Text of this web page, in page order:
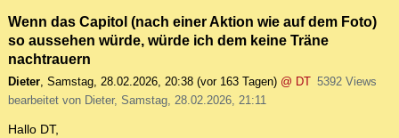
Wenn das Capitol (nach einer Aktion wie auf dem Foto)
so aussehen würde, würde ich dem keine Träne
nachtrauern
Dieter, Samstag, 28.02.2026, 20:38 (vor 163 Tagen) @ DT 5392 Views
bearbeitet von Dieter, Samstag, 28.02.2026, 21:11
Hallo DT,